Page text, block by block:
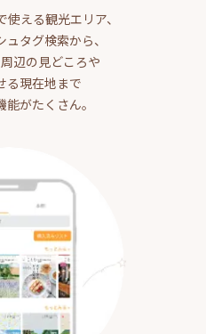
える観光エリア、
タグ検索から、
辺の見どころや
る現在地まで
がたくさん。